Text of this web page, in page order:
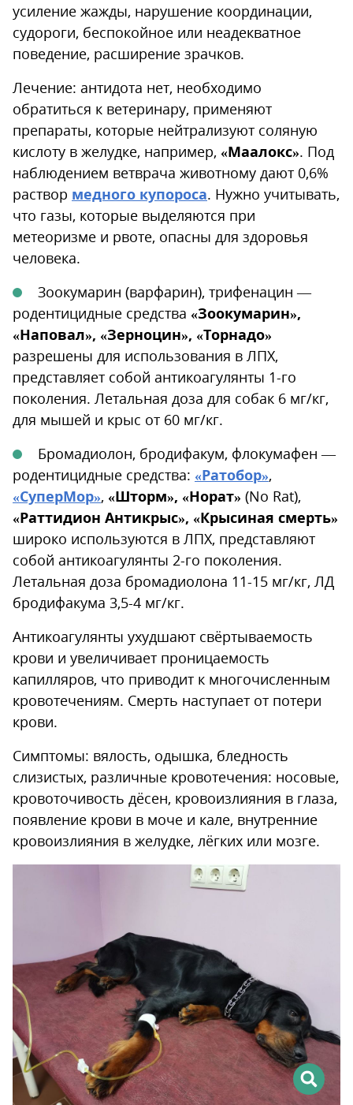
усиление жажды, нарушение координации,
судороги, беспокойное или неадекватное
поведение, расширение зрачков.
Лечение: антидота нет, необходимо
обратиться к ветеринару, применяют
препараты, которые нейтрализуют соляную
кислоту в желудке, например, «Маалокс». Под
наблюдением ветврача животному дают 0,6%
раствор медного купороса. Нужно учитывать,
что газы, которые выделяются при
метеоризме и рвоте, опасны для здоровья
человека.
Зоокумарин (варфарин), трифенацин —
родентицидные средства «Зоокумарин»,
«Наповал», «Зерноцин», «Торнадо»
разрешены для использования в ЛПХ,
представляет собой антикоагулянты 1-го
поколения. Летальная доза для собак 6 мг/кг,
для мышей и крыс от 60 мг/кг.
Бромадиолон, бродифакум, флокумафен —
родентицидные средства: «Ратобор»,
«СуперМор», «Шторм», «Норат» (No Rat),
«Раттидион Антикрыс», «Крысиная смерть»
широко используются в ЛПХ, представляют
собой антикоагулянты 2-го поколения.
Летальная доза бромадиолона 11-15 мг/кг, ЛД
бродифакума 3,5-4 мг/кг.
Антикоагулянты ухудшают свёртываемость
крови и увеличивает проницаемость
капилляров, что приводит к многочисленным
кровотечениям. Смерть наступает от потери
крови.
Симптомы: вялость, одышка, бледность
слизистых, различные кровотечения: носовые,
кровоточивость дёсен, кровоизлияния в глаза,
появление крови в моче и кале, внутренние
кровоизлияния в желудке, лёгких или мозге.